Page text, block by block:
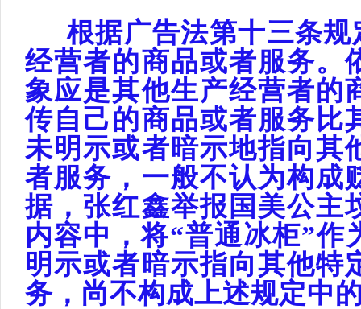
根据广告法第十三条规
经营者的商品或者服务。
象应是其他生产经营者的
传自己的商品或者服务比
未明示或者暗示地指向其
者服务，一般不认为构成
据，张红鑫举报国美公主
内容中，将“普通冰柜”作
明示或者暗示指向其他特
务，尚不构成上述规定中